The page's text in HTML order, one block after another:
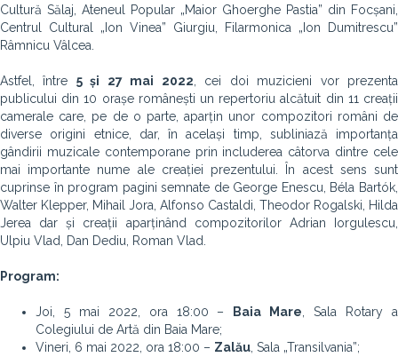
Cultură Sălaj, Ateneul Popular „Maior Ghoerghe Pastia” din Focșani,
Centrul Cultural „Ion Vinea” Giurgiu, Filarmonica „Ion Dumitrescu”
Râmnicu Vâlcea.
Astfel, între 5 și 27 mai 2022 , cei doi muzicieni vor prezenta
publicului din 10 orașe românești un repertoriu alcătuit din 11 creații
camerale care, pe de o parte, aparțin unor compozitori români de
diverse origini etnice, dar, în același timp, subliniază importanța
gândirii muzicale contemporane prin includerea câtorva dintre cele
mai importante nume ale creației prezentului. În acest sens sunt
cuprinse în program pagini semnate de George Enescu, Béla Bartók,
Walter Klepper, Mihail Jora, Alfonso Castaldi, Theodor Rogalski, Hilda
Jerea dar și creații aparținând compozitorilor Adrian Iorgulescu,
Ulpiu Vlad, Dan Dediu, Roman Vlad.
Program:
Joi, 5 mai 2022, ora 18:00 – Baia Mare , Sala Rotary a
Colegiului de Artă din Baia Mare;
Vineri, 6 mai 2022, ora 18:00 – Zalău , Sala „Transilvania”;